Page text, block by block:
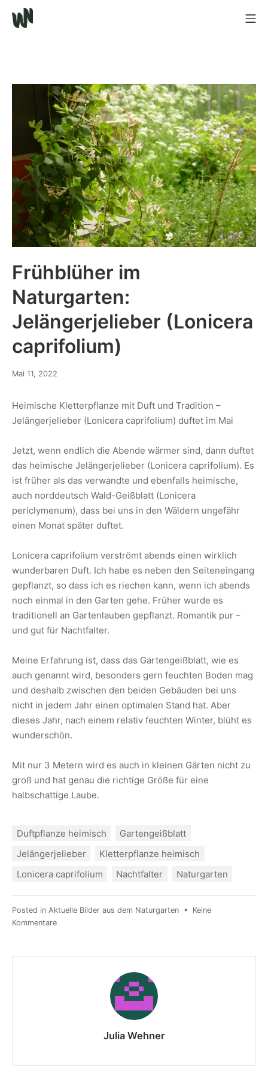
Frühblüher im
Naturgarten:
Jelängerjelieber (Lonicera
caprifolium)
Mai 11, 2022
Heimische Kletterpflanze mit Duft und Tradition –
Jelängerjelieber (Lonicera caprifolium) duftet im Mai
Jetzt, wenn endlich die Abende wärmer sind, dann duftet
das heimische Jelängerjelieber (Lonicera caprifolium). Es
ist früher als das verwandte und ebenfalls heimische,
auch norddeutsch Wald-Geißblatt (Lonicera
periclymenum), dass bei uns in den Wäldern ungefähr
einen Monat später duftet.
Lonicera caprifolium verströmt abends einen wirklich
wunderbaren Duft. Ich habe es neben den Seiteneingang
gepflanzt, so dass ich es riechen kann, wenn ich abends
noch einmal in den Garten gehe. Früher wurde es
traditionell an Gartenlauben gepflanzt. Romantik pur –
und gut für Nachtfalter.
Meine Erfahrung ist, dass das Gartengeißblatt, wie es
auch genannt wird, besonders gern feuchten Boden mag
und deshalb zwischen den beiden Gebäuden bei uns
nicht in jedem Jahr einen optimalen Stand hat. Aber
dieses Jahr, nach einem relativ feuchten Winter, blüht es
wunderschön.
Mit nur 3 Metern wird es auch in kleinen Gärten nicht zu
groß und hat genau die richtige Größe für eine
halbschattige Laube.
Duftpflanze heimisch
Gartengeißblatt
Jelängerjelieber
Kletterpflanze heimisch
Lonicera caprifolium
Nachtfalter Naturgarten
Posted in Aktuelle Bilder aus dem Naturgarten • Keine
Kommentare
Julia Wehner